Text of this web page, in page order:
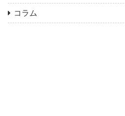
コラム